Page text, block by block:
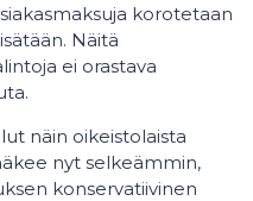
korotetaan
Näitä
ei orastava
näin oikeistolaista
nyt selkeämmin,
konservatiivinen